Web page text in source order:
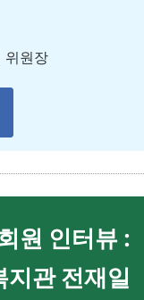
위원장
원 인터뷰 :
관 전재일